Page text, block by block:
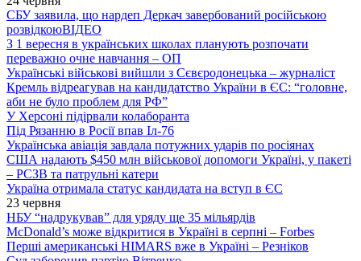
СБУ заявила, що нардеп Деркач завербований російською
розвідкоюВІДЕО
З 1 вересня в українських школах планують розпочати
переважно очне навчання – ОП
Українські військові вийшли з Сєвєродонецька – журналіст
Кремль відреагував на кандидатство України в ЄС: “головне,
аби не було проблем для РФ”
У Херсоні підірвали колаборанта
Під Рязанню в Росії впав Іл-76
Українська авіація завдала потужних ударів по росіянах
США надають $450 млн військової допомоги Україні, у пакеті
– РСЗВ та патрульні катери
Україна отримала статус кандидата на вступ в ЄС
23 червня
НБУ “надрукував” для уряду ще 35 мільярдів
McDonald’s може відкритися в Україні в серпні – Forbes
Перші американські HIMARS вже в Україні – Резніков